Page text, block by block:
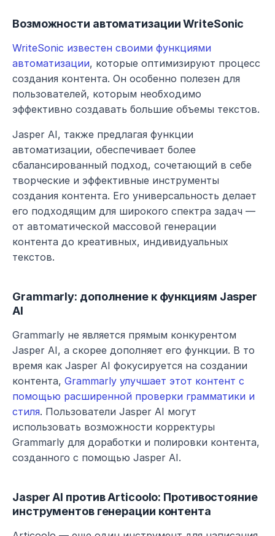
Возможности автоматизации WriteSonic
WriteSonic известен своими функциями
автоматизации, которые оптимизируют процесс
создания контента. Он особенно полезен для
пользователей, которым необходимо
эффективно создавать большие объемы текстов.
Jasper AI, также предлагая функции
автоматизации, обеспечивает более
сбалансированный подход, сочетающий в себе
творческие и эффективные инструменты
создания контента. Его универсальность делает
его подходящим для широкого спектра задач —
от автоматической массовой генерации
контента до креативных, индивидуальных
текстов.
Grammarly: дополнение к функциям Jasper
AI
Grammarly не является прямым конкурентом
Jasper AI, а скорее дополняет его функции. В то
время как Jasper AI фокусируется на создании
контента, Grammarly улучшает этот контент с
помощью расширенной проверки грамматики и
стиля. Пользователи Jasper AI могут
использовать возможности корректуры
Grammarly для доработки и полировки контента,
созданного с помощью Jasper AI.
Jasper AI против Articoolo: Противостояние
инструментов генерации контента